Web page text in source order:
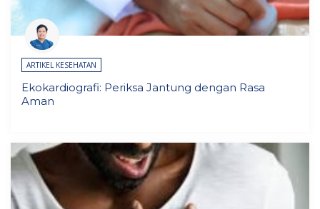
ARTIKEL KESEHATAN
Ekokardiografi: Periksa Jantung dengan Rasa
Aman